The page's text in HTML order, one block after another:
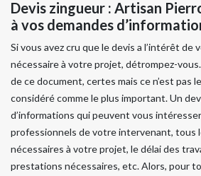
Devis zingueur : Artisan
à vos demandes
Si vous avez cru que le devis a l’intérêt de
nécessaire à votre projet, détrompez-
de ce document, certes mais ce n’est pas
considéré comme le plus important. Un
d’informations qui peuvent vous
professionnels de votre intervenant, tous
nécessaires à votre projet, le délai des
prestations nécessaires, etc. Alors, pour